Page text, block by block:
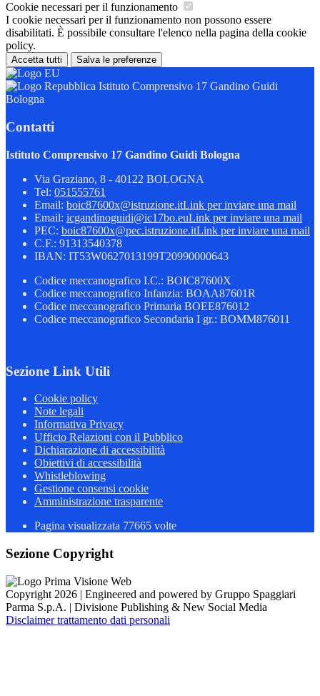
Cookie necessari per il funzionamento
I cookie necessari per il funzionamento non possono essere
disabilitati. È possibile consultare l'elenco nella pagina della cookie
policy.
Accetta tutti Salva le preferenze
Istituto Comprensivo 17 Gandino Guidi
Bologna
Contatti
Istituto Comprensivo 17 Gandino Guidi Bologna
Via Graziano, 8 - 40122 BOLOGNA
Tel: 051555761
Email: boic87600x@istruzione.itLink per inviare una mail
Email: icgandinoguidi@ic17bo.euLink per inviare una mail
PEC: boic87600x@pec.istruzione.itLink per inviare una mail
C.F.: 91313540378
IBAN: IT53W0627013199T20990000643
Codice meccanografico I.C.: BOIC87600X
Codice meccanografico Infanzia: BOAA87601R
Codice meccanografico Primaria BOEE876012
Codice meccanografico Secondaria I gr.: BOMM876011
Sezione Link Utili
Cookie policy
Note legali
Informativa Privacy
Ufficio Relazioni con il Pubblico
Dichiarazione di accessibilità
Obiettivi di accessibilità
Whistleblowing
Gestione consensi cookie
Amministrazione trasparente
Pagina visualizzata 77665 volte
Sezione Copyright
Copyright 2026 | Engineered and powered by Gruppo Spaggiari
Parma S.p.A. | Divisione Publishing & New Social Media
Disclaimer trattamento dati personali